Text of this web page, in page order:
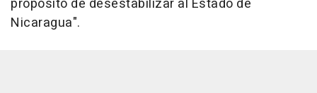
propósito de desestabilizar al Estado de
Nicaragua".